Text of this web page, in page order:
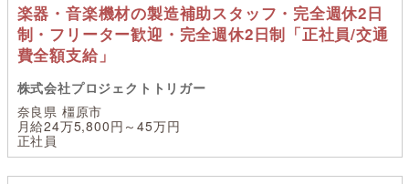
楽器・音楽機材の製造補助スタッフ・完全週休2日
制・フリーター歓迎・完全週休2日制「正社員/交通
費全額支給」
株式会社プロジェクトトリガー
奈良県 橿原市
月給24万5,800円～45万円
正社員